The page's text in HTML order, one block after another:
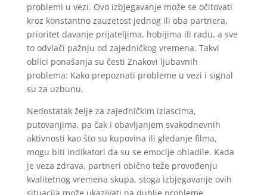
problemi u vezi. Ovo izbjegavanje može se očitovati
kroz konstantno zauzetost jednog ili oba partnera,
prioritet davanje prijateljima, hobijima ili radu, a sve
to odvlači pažnju od zajedničkog vremena. Takvi
oblici ponašanja su česti Znakovi ljubavnih
problema: Kako prepoznati probleme u vezi i signal
su za uzbunu.
Nedostatak želje za zajedničkim izlascima,
putovanjima, pa čak i obavljanjem svakodnevnih
aktivnosti kao što su kupovina ili gledanje filma,
mogu biti indikatori da su se emocije ohladile. Kada
je veza zdrava, partneri obično teže provođenju
kvalitetnog vremena skupa, stoga izbjegavanje ovih